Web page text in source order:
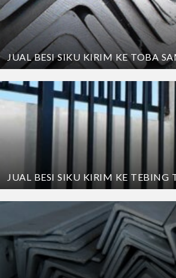
JUAL BESI SIKU KIRIM KE TOBA
JUAL BESI SIKU KIRIM KE TEBING